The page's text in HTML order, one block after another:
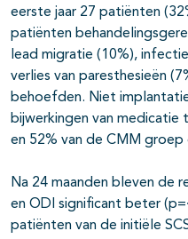
eerste jaar 27 patiënten
patiënten
lead migratie (10%),
verlies van paresthesieën
behoefden. Niet
bijwerkingen van medicatie
en 52% van de CMM groep
Na 24 maanden bleven de
en ODI significant beter
patiënten van de initiële